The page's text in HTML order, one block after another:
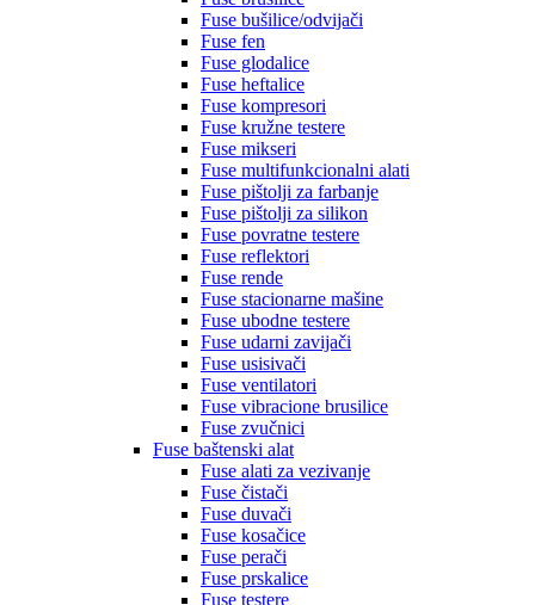
Fuse bušilice/odvijači
Fuse fen
Fuse glodalice
Fuse heftalice
Fuse kompresori
Fuse kružne testere
Fuse mikseri
Fuse multifunkcionalni alati
Fuse pištolji za farbanje
Fuse pištolji za silikon
Fuse povratne testere
Fuse reflektori
Fuse rende
Fuse stacionarne mašine
Fuse ubodne testere
Fuse udarni zavijači
Fuse usisivači
Fuse ventilatori
Fuse vibracione brusilice
Fuse zvučnici
Fuse baštenski alat
Fuse alati za vezivanje
Fuse čistači
Fuse duvači
Fuse kosačice
Fuse perači
Fuse prskalice
Fuse testere